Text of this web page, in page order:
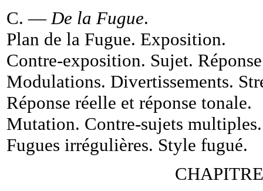
C. — De la Fugue.
Plan de la Fugue. Exposition.
Contre-exposition. Sujet.
Modulations. Divertissements.
Réponse réelle et réponse tonale.
Mutation. Contre-sujets multiples.
Fugues irrégulières. Style fugué.